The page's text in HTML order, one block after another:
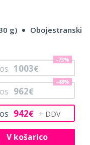
g)
Obojestranski
942€
962€
-48%
1003€
-73%
V košarico